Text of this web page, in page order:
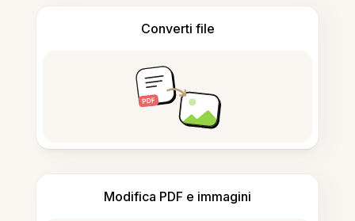
Converti file
Modifica PDF e immagini